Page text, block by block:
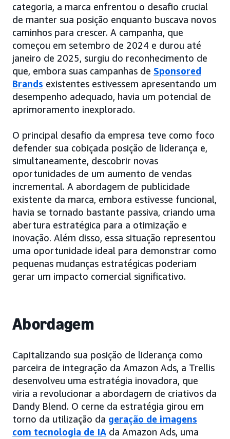
categoria, a marca enfrentou o desafio crucial
de manter sua posição enquanto buscava novos
caminhos para crescer. A campanha, que
começou em setembro de 2024 e durou até
janeiro de 2025, surgiu do reconhecimento de
que, embora suas campanhas de Sponsored
Brands existentes estivessem apresentando um
desempenho adequado, havia um potencial de
aprimoramento inexplorado.
O principal desafio da empresa teve como foco
defender sua cobiçada posição de liderança e,
simultaneamente, descobrir novas
oportunidades de um aumento de vendas
incremental. A abordagem de publicidade
existente da marca, embora estivesse funcional,
havia se tornado bastante passiva, criando uma
abertura estratégica para a otimização e
inovação. Além disso, essa situação representou
uma oportunidade ideal para demonstrar como
pequenas mudanças estratégicas poderiam
gerar um impacto comercial significativo.
Abordagem
Capitalizando sua posição de liderança como
parceira de integração da Amazon Ads, a Trellis
desenvolveu uma estratégia inovadora, que
viria a revolucionar a abordagem de criativos da
Dandy Blend. O cerne da estratégia girou em
torno da utilização da geração de imagens
com tecnologia de IA da Amazon Ads, uma